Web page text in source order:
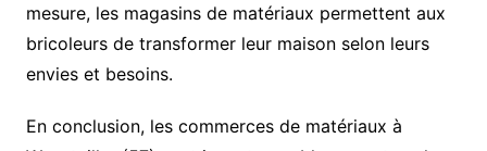
mesure, les magasins de matériaux permettent aux
bricoleurs de transformer leur maison selon leurs
envies et besoins.
En conclusion, les commerces de matériaux à